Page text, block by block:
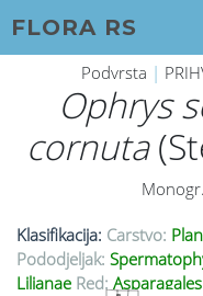
FLORA RS
Podvrsta |
Ophrys
cornuta
Klasifikacija: Carstvo:
Pododjeljak:
Lilianae Red: Asparagales